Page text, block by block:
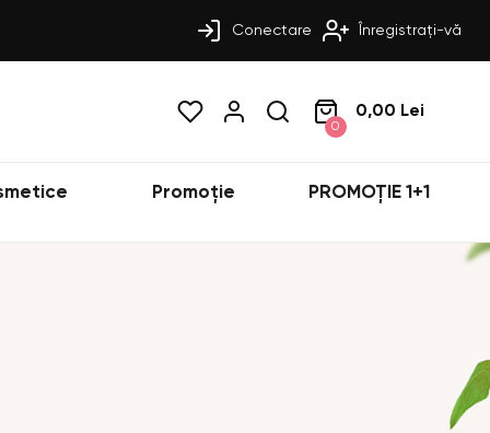
Conectare Înregistrați-vă
0
0,00 Lei
Promoție PROMOȚIE 1+1